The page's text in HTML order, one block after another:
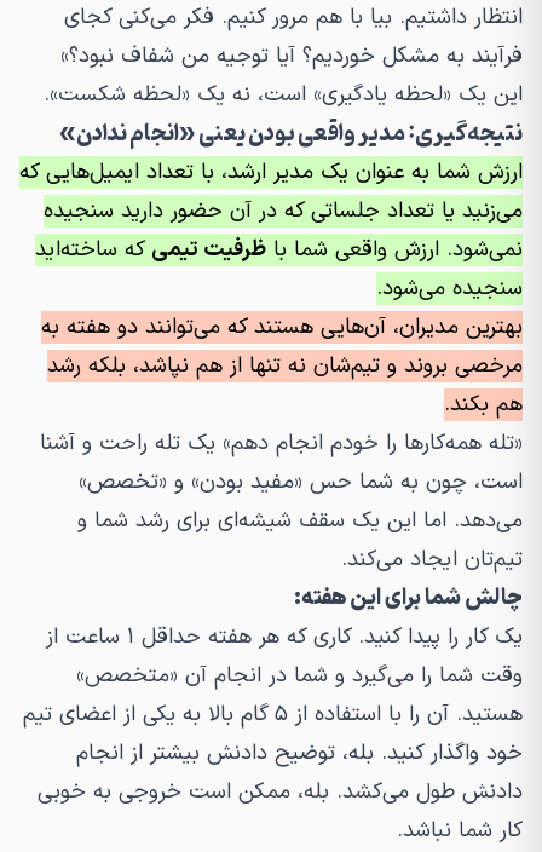
انتظار داشتیم. بیا با هم مرور کنیم. فکر می‌کنی کجای
فرآیند به مشکل خوردیم؟ آیا توجیه من شفاف نبود؟»
این یک «لحظه یادگیری» است، نه یک «لحظه شکست».
نتیجه‌گیری: مدیر واقعی بودن یعنی «انجام ندادن»
ارزش شما به عنوان یک مدیر ارشد، با تعداد ایمیل‌هایی که
می‌زنید یا تعداد جلساتی که در آن حضور دارید سنجیده
نمی‌شود. ارزش واقعی شما با ظرفیت تیمی که ساخته‌اید
سنجیده می‌شود.
بهترین مدیران، آن‌هایی هستند که می‌توانند دو هفته به
مرخصی بروند و تیم‌شان نه تنها از هم نپاشد، بلکه رشد
هم بکند.
«تله همه‌کارها را خودم انجام دهم» یک تله راحت و آشنا
است، چون به شما حس «مفید بودن» و «تخصص»
می‌دهد. اما این یک سقف شیشه‌ای برای رشد شما و
تیم‌تان ایجاد می‌کند.
چالش شما برای این هفته:
یک کار را پیدا کنید. کاری که هر هفته حداقل ۱ ساعت از
وقت شما را می‌گیرد و شما در انجام آن «متخصص»
هستید. آن را با استفاده از ۵ گام بالا به یکی از اعضای تیم
خود واگذار کنید. بله، توضیح دادنش بیشتر از انجام
دادنش طول می‌کشد. بله، ممکن است خروجی به خوبی
کار شما نباشد.